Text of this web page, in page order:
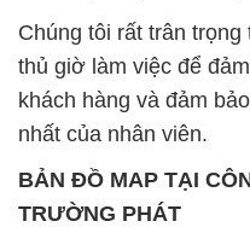
Chúng tôi rất trân
thủ giờ làm việc để
khách hàng và đảm
nhất của nhân viên.
BẢN ĐỒ MAP TẠI
TRƯỜNG PHÁT